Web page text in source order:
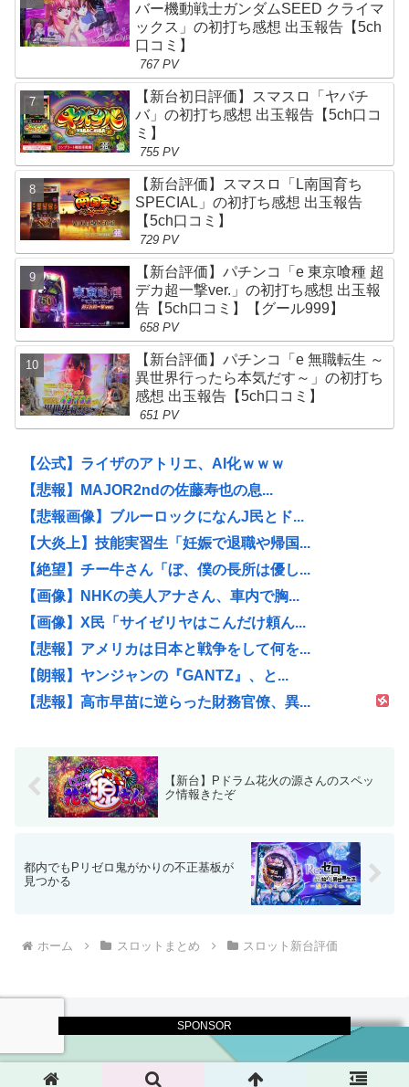
SPONSOR
バー機動戦士ガンダムSEED クライマ
ックス」の初打ち感想 出玉報告【5ch
口コミ】
767 PV
【新台初日評価】スマスロ「ヤバチ
バ」の初打ち感想 出玉報告【5ch口コ
ミ】
755 PV
【新台評価】スマスロ「L南国育ち
SPECIAL」の初打ち感想 出玉報告
【5ch口コミ】
729 PV
【新台評価】パチンコ「e 東京喰種 超
デカ超一撃ver.」の初打ち感想 出玉報
告【5ch口コミ】【グール999】
658 PV
【新台評価】パチンコ「e 無職転生 ～
異世界行ったら本気だす～」の初打ち
感想 出玉報告【5ch口コミ】
651 PV
【公式】ライザのアトリエ、AI化ｗｗｗ
【悲報】MAJOR2ndの佐藤寿也の息...
【悲報画像】ブルーロックになんJ民とド...
【大炎上】技能実習生「妊娠で退職や帰国...
【絶望】チー牛さん「ぼ、僕の長所は優し...
【画像】NHKの美人アナさん、車内で胸...
【画像】X民「サイゼリヤはこんだけ頼ん...
【悲報】アメリカは日本と戦争をして何を...
【朗報】ヤンジャンの『GANTZ』、と...
【悲報】高市早苗に逆らった財務官僚、異...
【新台】Pドラム花火の源さんのスペッ
ク情報きたぞ
都内でもPリゼロ鬼がかりの不正基板が
見つかる
ホーム スロットまとめ スロット新台評価
© 2017 パチスロログ.